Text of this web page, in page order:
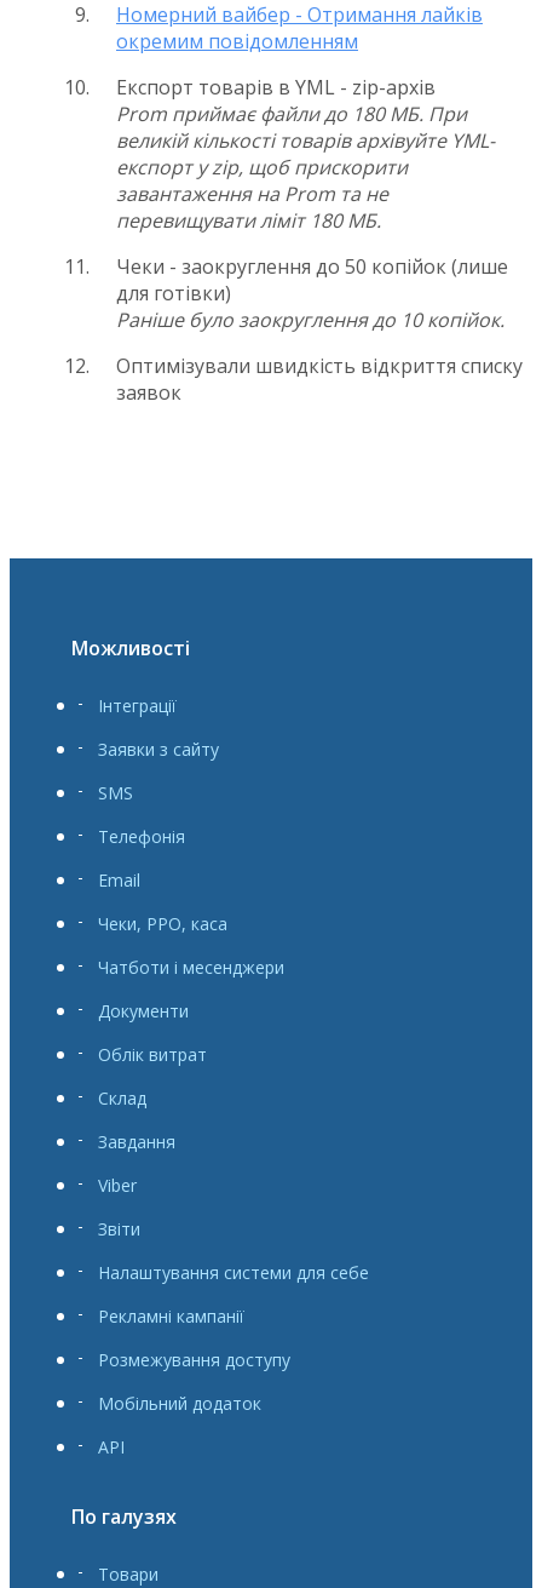
Номерний вайбер - Отримання лайків
окремим повідомленням
Експорт товарів в YML - zip-архів
Prom приймає файли до 180 МБ. При
великій кількості товарів архівуйте YML-
експорт у zip, щоб прискорити
завантаження на Prom та не
перевищувати ліміт 180 МБ.
Чеки - заокруглення до 50 копійок (лише
для готівки)
Раніше було заокруглення до 10 копійок.
Оптимізували швидкість відкриття списку
заявок
Можливості
Інтеграції
Заявки з сайту
SMS
Телефонія
Email
Чеки, РРО, каса
Чатботи і месенджери
Документи
Облік витрат
Склад
Завдання
Viber
Звіти
Налаштування системи для себе
Рекламні кампанії
Розмежування доступу
Мобільний додаток
API
По галузях
Товари